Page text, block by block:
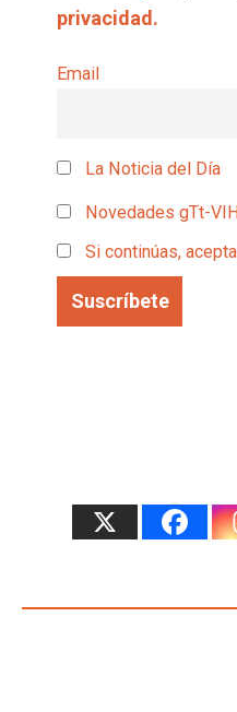
privacidad.
Email
La Noticia del Día
Novedades gTt-VIH
Si continúas,